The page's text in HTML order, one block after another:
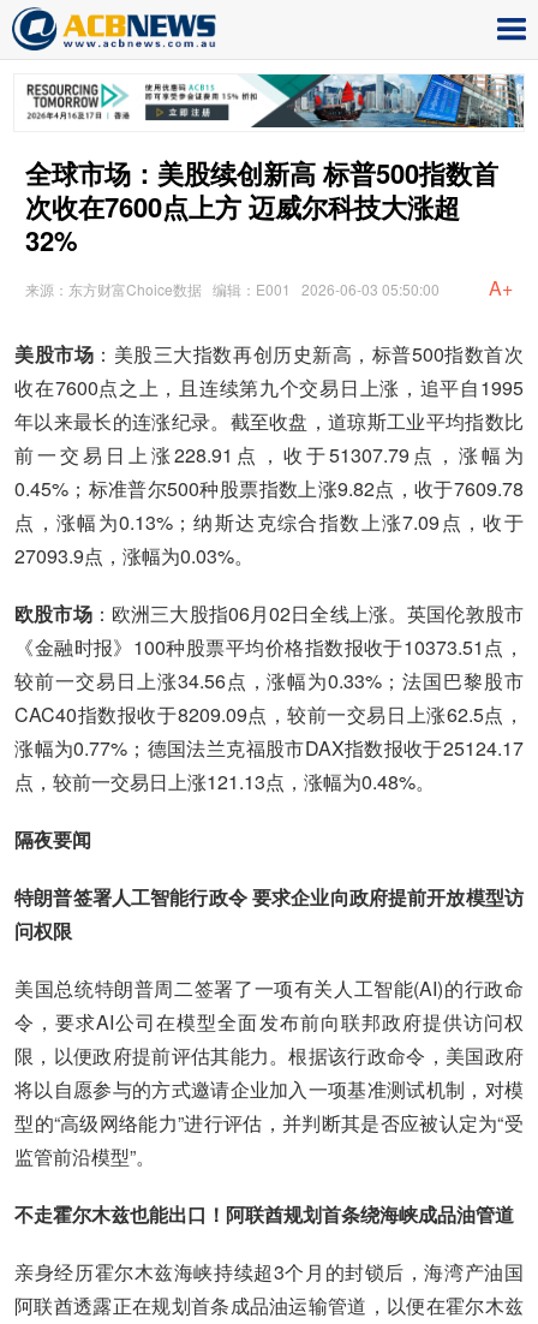
全球市场：美股续创新高 标普500指数首
次收在7600点上方 迈威尔科技大涨超
32%
来源：东方财富Choice数据 编辑：E001 2026-06-03 05:50:00 A+
美股市场 ：美股三大指数再创历史新高，标普500指数首次
收在7600点之上，且连续第九个交易日上涨，追平自1995
年以来最长的连涨纪录。截至收盘，道琼斯工业平均指数比
前一交易日上涨228.91点，收于51307.79点，涨幅为
0.45%；标准普尔500种股票指数上涨9.82点，收于7609.78
点，涨幅为0.13%；纳斯达克综合指数上涨7.09点，收于
27093.9点，涨幅为0.03%。
欧股市场：欧洲三大股指06月02日全线上涨。英国伦敦股市
《金融时报》100种股票平均价格指数报收于10373.51点，
较前一交易日上涨34.56点，涨幅为0.33%；法国巴黎股市
CAC40指数报收于8209.09点，较前一交易日上涨62.5点，
涨幅为0.77%；德国法兰克福股市DAX指数报收于25124.17
点，较前一交易日上涨121.13点，涨幅为0.48%。
隔夜要闻
特朗普签署人工智能行政令 要求企业向政府提前开放模型访
问权限
美国总统特朗普周二签署了一项有关人工智能(AI)的行政命
令，要求AI公司在模型全面发布前向联邦政府提供访问权
限，以便政府提前评估其能力。根据该行政命令，美国政府
将以自愿参与的方式邀请企业加入一项基准测试机制，对模
型的“高级网络能力”进行评估，并判断其是否应被认定为“受
监管前沿模型”。
不走霍尔木兹也能出口！阿联酋规划首条绕海峡成品油管道
亲身经历霍尔木兹海峡持续超3个月的封锁后，海湾产油国
阿联酋透露正在规划首条成品油运输管道，以便在霍尔木兹